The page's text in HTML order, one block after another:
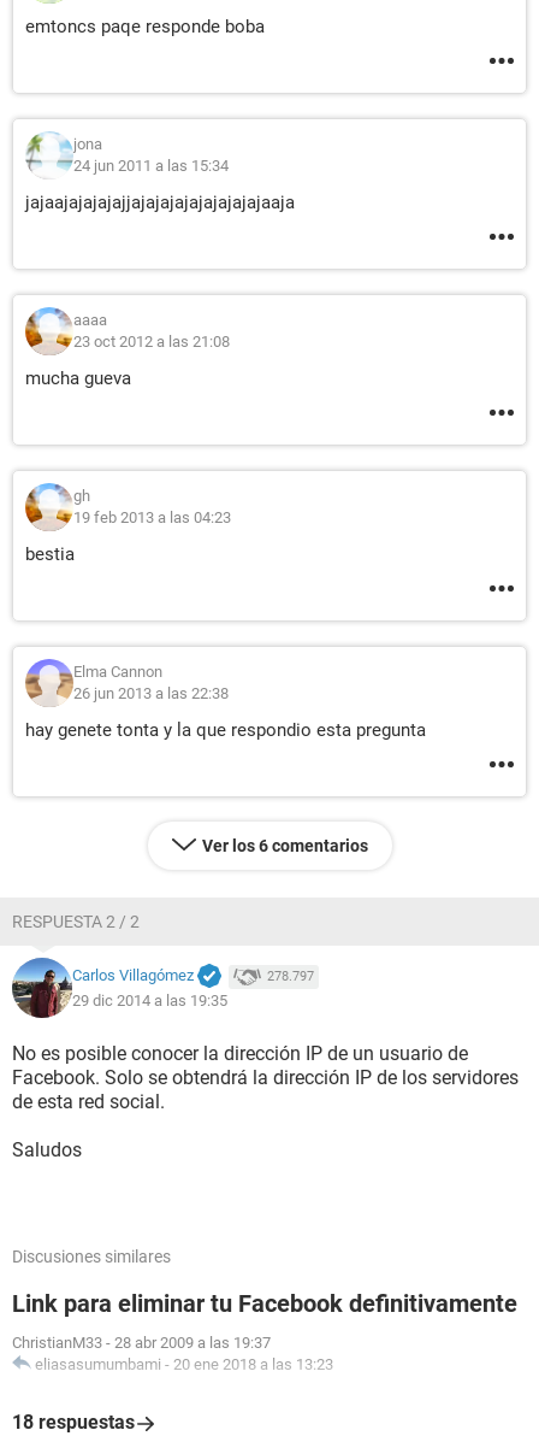
emtoncs paqe responde boba
jona
24 jun 2011 a las 15:34
jajaajajajajajjajajajajajajajajajaaja
aaaa
23 oct 2012 a las 21:08
mucha gueva
gh
19 feb 2013 a las 04:23
bestia
Elma Cannon
26 jun 2013 a las 22:38
hay genete tonta y la que respondio esta pregunta
Ver los 6 comentarios
RESPUESTA 2 / 2
Carlos Villagómez 278.797
29 dic 2014 a las 19:35
No es posible conocer la dirección IP de un usuario de
Facebook. Solo se obtendrá la dirección IP de los servidores
de esta red social.
Saludos
Discusiones similares
Link para eliminar tu Facebook definitivamente
ChristianM33 - 28 abr 2009 a las 19:37
eliasasumumbami - 20 ene 2018 a las 13:23
18 respuestas